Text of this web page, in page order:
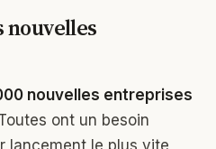
nouvelles
nouvelles entreprises
ont un besoin